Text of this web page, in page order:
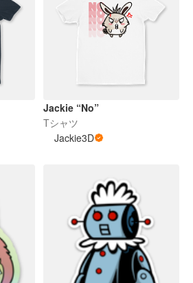
Jackie “No”
Tシャツ
Jackie3D